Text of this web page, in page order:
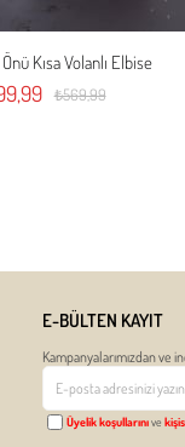
S M L
Kısa Volanlı Elbise
₺569,99
E-BÜLTEN KAYIT
Kampanyalarımızdan
Üyelik koşullarınıve